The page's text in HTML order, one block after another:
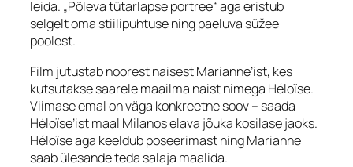
leida. „Põleva tütarlapse portree“ aga eristub
selgelt oma stiilipuhtuse ning paeluva süžee
poolest.
Film jutustab noorest naisest Marianne’ist, kes
kutsutakse saarele maailma naist nimega Héloïse.
Viimase emal on väga konkreetne soov – saada
Héloïse’ist maal Milanos elava jõuka kosilase jaoks.
Héloïse aga keeldub poseerimast ning Marianne
saab ülesande teda salaja maalida.